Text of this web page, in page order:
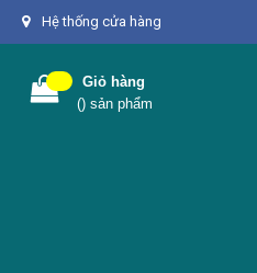
Hệ thống cửa hàng
Giỏ hàng
() sản phẩm